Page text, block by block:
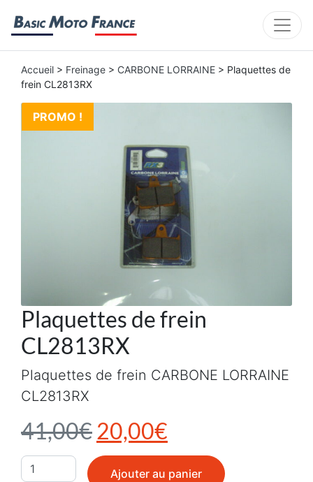
Accueil > Freinage > CARBONE LORRAINE > Plaquettes de
frein CL2813RX
PROMO !
Plaquettes de frein
CL2813RX
41,00€ Le prix initial était :
20,00€
Plaquettes de frein CARBONE LORRAINE
CL2813RX
quantité de Plaquettes de frein CL2813RX
Ajouter au panier